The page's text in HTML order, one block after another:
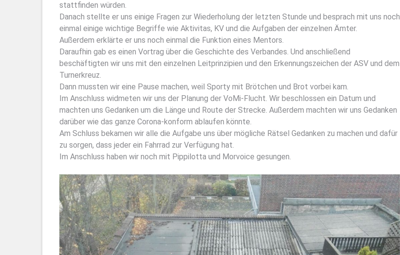
stattfinden würden.
Danach stellte er uns einige Fragen zur Wiederholung der letzten Stunde und besprach mit uns noch
einmal einige wichtige Begriffe wie Aktivitas, KV und die Aufgaben der einzelnen Ämter.
Außerdem erklärte er uns noch einmal die Funktion eines Mentors.
Daraufhin gab es einen Vortrag über die Geschichte des Verbandes. Und anschließend
beschäftigten wir uns mit den einzelnen Leitprinzipien und den Erkennungszeichen der ASV und dem
Turnerkreuz.
Dann mussten wir eine Pause machen, weil Sporty mit Brötchen und Brot vorbei kam.
Im Anschluss widmeten wir uns der Planung der VoMi-Flucht. Wir beschlossen ein Datum und
machten uns Gedanken um die Länge und Route der Strecke. Außerdem machten wir uns Gedanken
darüber wie das ganze Corona-konform ablaufen könnte.
Am Schluss bekamen wir alle die Aufgabe uns über mögliche Rätsel Gedanken zu machen und dafür
zu sorgen, dass jeder ein Fahrrad zur Verfügung hat.
Im Anschluss haben wir noch mit Pippilotta und Morvoice gesungen.